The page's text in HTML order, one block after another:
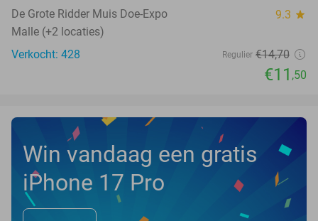
De Grote Ridder Muis Doe-Expo 9.3 star
Malle (+2 locaties)
Verkocht: 428
Regulier €14,70
€11 ,50
Win vandaag een gratis
iPhone 17 Pro